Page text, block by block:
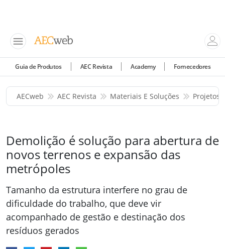
Guia de Produtos AEC Revista Academy Fornecedores
AECweb AEC Revista Materiais E Soluções Projetos
Demolição é solução para abertura de
novos terrenos e expansão das
metrópoles
Tamanho da estrutura interfere no grau de
dificuldade do trabalho, que deve vir
acompanhado de gestão e destinação dos
resíduos gerados